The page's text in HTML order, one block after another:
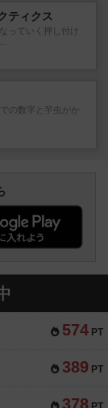
ティクス
っていく押し付け
の数字と芋虫がか
574 PT
389 PT
378